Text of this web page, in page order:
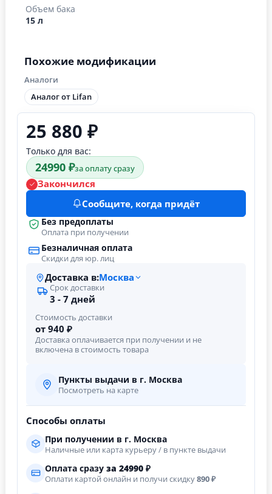
Похожие модификации
Аналоги
Аналог от Lifan
Объем бака
15 л
25 880 ₽
Только для вас:
24990 ₽за оплату сразу
Закончился
Сообщите, когда придёт
Без предоплаты
Оплата при получении
Безналичная оплата
Скидки для юр. лиц
Доставка в:Москва
Срок доставки
3 - 7 дней
Стоимость доставки
от 940 ₽
Доставка оплачивается при получении и не
включена в стоимость товара
Пункты выдачи в г. Москва
Посмотреть на карте
Способы оплаты
При получении в г. Москва
Наличные или карта курьеру / в пункте выдачи
Оплата сразу за 24990 ₽
Оплати картой онлайн и получи скидку890 ₽